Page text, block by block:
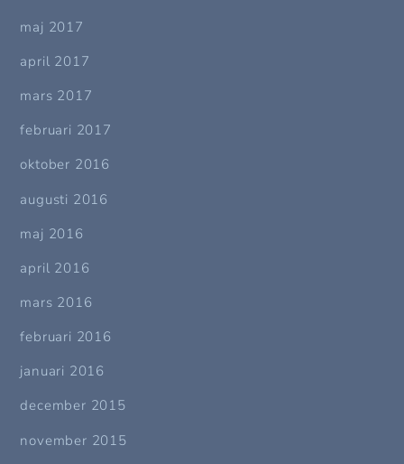
maj 2017
april 2017
mars 2017
februari 2017
oktober 2016
augusti 2016
maj 2016
april 2016
mars 2016
februari 2016
januari 2016
december 2015
november 2015